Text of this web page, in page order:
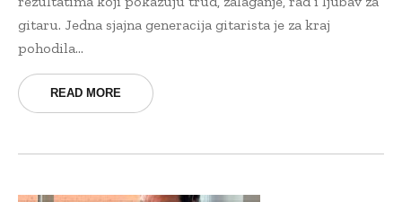
gitaru. Jedna sjajna generacija gitarista je za kraj
pohodila...
READ MORE